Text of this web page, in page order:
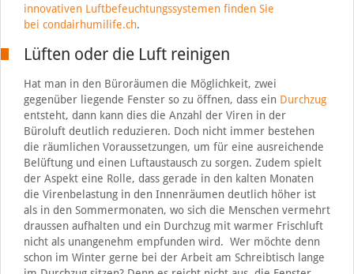
innovativen Luftbefeuchtungssystemen finden Sie
bei condairhumilife.ch.
Lüften oder die Luft reinigen
Hat man in den Büroräumen die Möglichkeit, zwei
gegenüber liegende Fenster so zu öffnen, dass ein Durchzug
entsteht, dann kann dies die Anzahl der Viren in der
Büroluft deutlich reduzieren. Doch nicht immer bestehen
die räumlichen Voraussetzungen, um für eine ausreichende
Belüftung und einen Luftaustausch zu sorgen. Zudem spielt
der Aspekt eine Rolle, dass gerade in den kalten Monaten
die Virenbelastung in den Innenräumen deutlich höher ist
als in den Sommermonaten, wo sich die Menschen vermehrt
draussen aufhalten und ein Durchzug mit warmer Frischluft
nicht als unangenehm empfunden wird. Wer möchte denn
schon im Winter gerne bei der Arbeit am Schreibtisch lange